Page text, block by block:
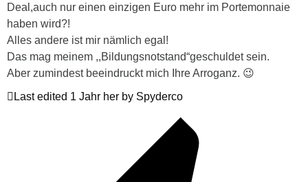
Deal,auch nur einen einzigen Euro mehr im Portemonnaie
haben wird?!
Alles andere ist mir nämlich egal!
Das mag meinem ,,Bildungsnotstand“geschuldet sein.
Aber zumindest beeindruckt mich Ihre Arroganz. 😉
Last edited 1 Jahr her by Spyderco